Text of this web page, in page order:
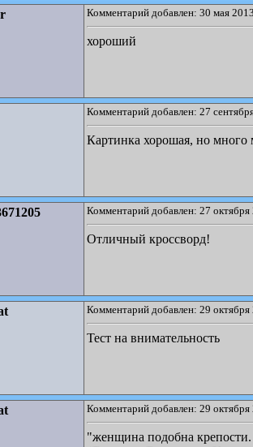
Комментарий добавлен: 30 мая
хороший
Комментарий добавлен: 27
Картинка хорошая, но много
Комментарий добавлен: 27
Отличный кроссворд!
Комментарий добавлен: 29
Тест на внимательность
Комментарий добавлен: 29
"женщина подобна крепости.